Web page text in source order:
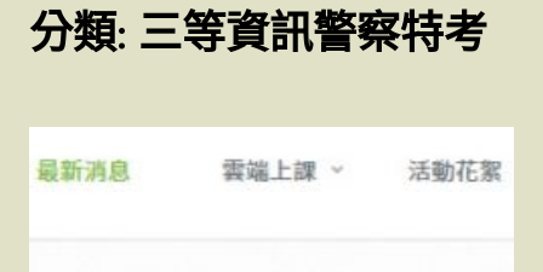
分類: 三等資訊警察特考